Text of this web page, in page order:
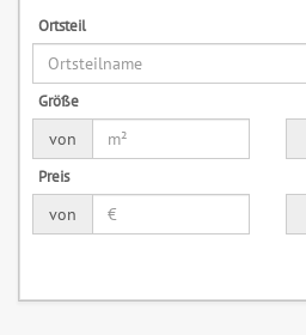
Ortsteil
Größe
von
Preis
von